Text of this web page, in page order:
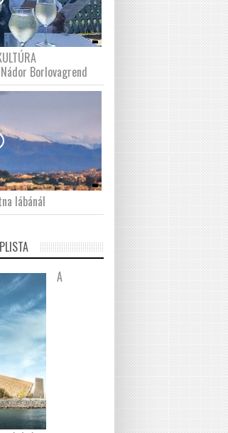
Nádor Borlovagrend
lábánál
A